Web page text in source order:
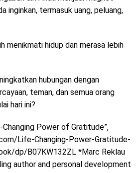
inginkan, termasuk uang, peluang,
menikmati hidup dan merasa lebih
hubungan dengan
teman, dan semua orang
hari ini?
Power of Gratitude”,
Life-Changing-Power-Gratitude-
dp/B07KW132ZL *Marc Reklau
author and personal development